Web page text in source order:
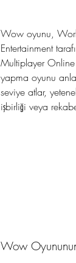
Wow oyunu,
Entertainment
Multiplayer
yapma oyunu
seviye atlar,
işbirliği veya
Wow